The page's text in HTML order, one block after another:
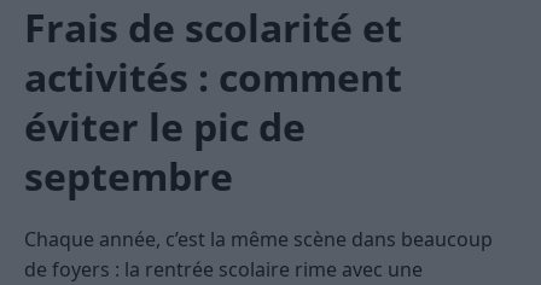
Frais de scolarité et
activités : comment
éviter le pic de
septembre
Chaque année, c’est la même scène dans beaucoup
de foyers : la rentrée scolaire rime avec une